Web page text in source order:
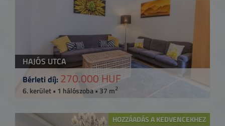
HAJÓS UTCA
Bérleti díj: 270.000 HUF
6. kerület • 1 hálószoba • 37 m2
HOZZÁADÁS A KEDVENCEKHEZ